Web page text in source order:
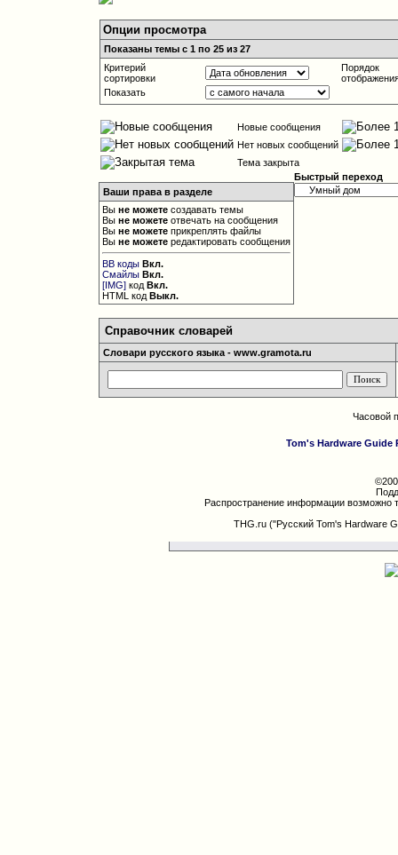
Опции просмотра
Показаны темы с 1 по 25 из 27
Критерий
сортировки
Порядок
Показать
Новые сообщения
Нет новых сообщений
Тема закрыта
Ваши права в разделе
Выне можете создавать темы
Выне можете отвечать на сообщения
Выне можете прикреплять файлы
Выне можете редактировать сообщения
BB коды Вкл.
Смайлы Вкл.
[IMG] кодВкл.
HTML кодВыкл.
Быстрый переход
Справочник словарей
Словари русского языка - www.gramota.ru
Часовой
Tom's Hardware Guide
Распространение информации возможно
THG.ru ("Русский Tom's Hardware